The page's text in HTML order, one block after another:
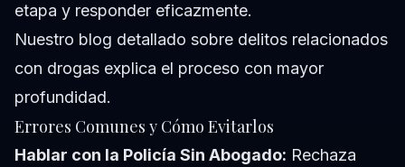
etapa y responder eficazmente.
Nuestro blog detallado sobre delitos relacionados
con drogas explica el proceso con mayor
profundidad.
Errores Comunes y Cómo Evitarlos
Hablar con la Policía Sin Abogado: Rechaza